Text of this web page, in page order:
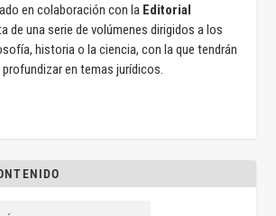
en colaboración con la Editorial
de una serie de volúmenes dirigidos a los
historia o la ciencia, con la que tendrán
en temas jurídicos.